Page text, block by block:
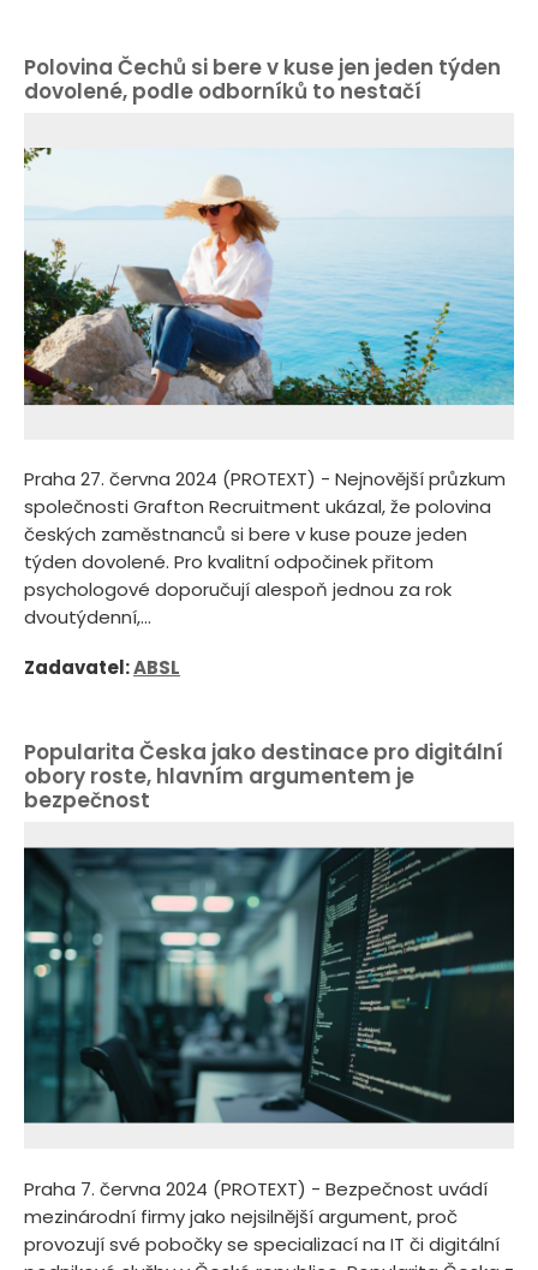
Polovina Čechů si bere v kuse jen jeden týden
dovolené, podle odborníků to nestačí
Praha 27. června 2024 (PROTEXT) - Nejnovější průzkum
společnosti Grafton Recruitment ukázal, že polovina
českých zaměstnanců si bere v kuse pouze jeden
týden dovolené. Pro kvalitní odpočinek přitom
psychologové doporučují alespoň jednou za rok
dvoutýdenní,...
Zadavatel:ABSL
Popularita Česka jako destinace pro digitální
obory roste, hlavním argumentem je
bezpečnost
Praha 7. června 2024 (PROTEXT) - Bezpečnost uvádí
mezinárodní firmy jako nejsilnější argument, proč
provozují své pobočky se specializací na IT či digitální